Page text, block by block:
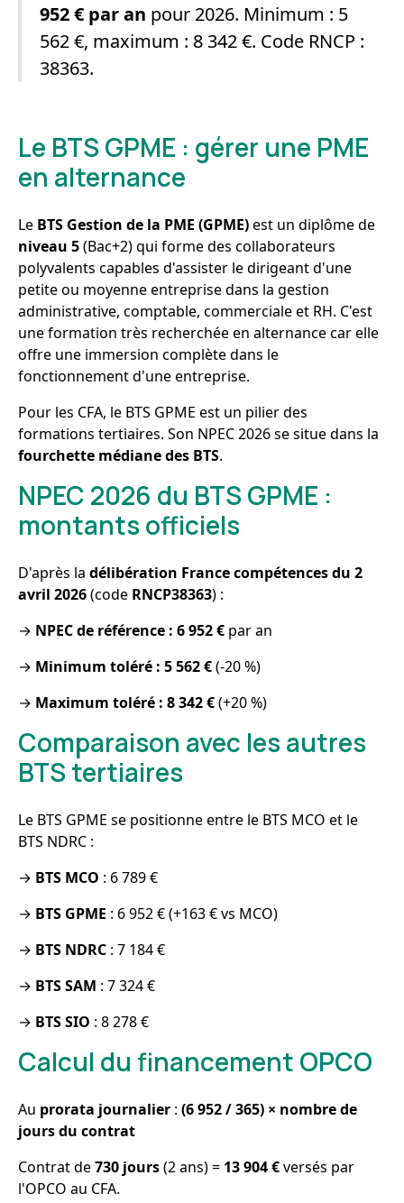
952 € par an pour 2026. Minimum : 5
562 €, maximum : 8 342 €. Code RNCP :
38363.
Le BTS GPME : gérer une PME
en alternance
Le BTS Gestion de la PME (GPME)est un diplôme de
niveau 5(Bac+2) qui forme des collaborateurs
polyvalents capables d'assister le dirigeant d'une
petite ou moyenne entreprise dans la gestion
administrative, comptable, commerciale et RH. C'est
une formation très recherchée en alternance car elle
offre une immersion complète dans le
fonctionnement d'une entreprise.
Pour les CFA, le BTS GPME est un pilier des
formations tertiaires. Son NPEC 2026 se situe dans la
fourchette médiane des BTS.
NPEC 2026 du BTS GPME :
montants officiels
D'après la délibération France compétences du 2
avril 2026(code RNCP38363) :
→ NPEC de référence : 6 952 € par an
→ Minimum toléré : 5 562 €(-20 %)
→ Maximum toléré : 8 342 €(+20 %)
Comparaison avec les autres
BTS tertiaires
Le BTS GPME se positionne entre le BTS MCO et le
BTS NDRC :
→ BTS MCO : 6 789 €
→ BTS GPME : 6 952 € (+163 € vs MCO)
→ BTS NDRC : 7 184 €
→ BTS SAM : 7 324 €
→ BTS SIO : 8 278 €
Calcul du financement OPCO
Au prorata journalier : (6 952 / 365) × nombre de
jours du contrat
Contrat de730 jours(2 ans) = 13 904 €versés par
l'OPCO au CFA.